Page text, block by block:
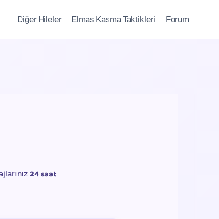
Diğer Hileler Elmas Kasma Taktikleri Forum
24 saat